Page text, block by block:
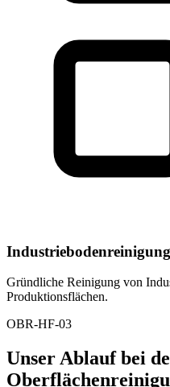
Industriebodenreinigung
Gründliche Reinigung von
Produktionsflächen.
OBR-HF-03
Unser Ablauf bei